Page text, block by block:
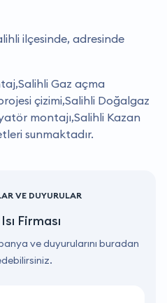
ilçesinde, adresinde
Gaz açma
çizimi,Salihli Doğalgaz
montajı,Salihli Kazan
sunmaktadır.
VE DUYURULAR
Firması
ve duyurularını buradan